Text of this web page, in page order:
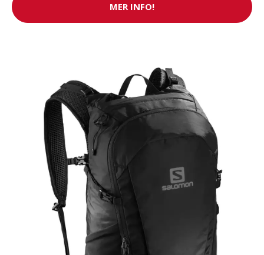
MER INFO!